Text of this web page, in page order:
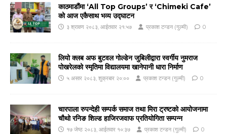
काठमाडौंमा ‘All Top Groups’ र ‘Chimeki Cafe’
को आज एकैसाथ भव्य उद्घाटन
३ श्रावण २०८३, आईतवार २१:५७ प्रकाश टन्डन (गुल्मी) 0
लियो क्लब अफ बुटवल गोल्डेन जुबिलीद्वारा स्वर्गीय नुमराज
पोखरेलको स्मृतिमा विद्यालयमा खानेपानी धारा निर्माण
५ असार २०८३, शुक्रबार २०:०० प्रकाश टन्डन (गुल्मी) 0
चारपाला रुपन्देही सम्पर्क समाज तथा मिरा ट्रष्टको आयोजनामा
चौथो रनिङ शिल्ड हाजिरजवाफ प्रतियोगिता सम्पन्न
१७ जेष्ठ २०८३, आईतवार १०:३७ प्रकाश टन्डन (गुल्मी) 0